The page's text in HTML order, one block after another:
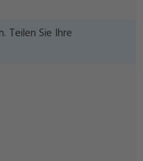
Teilen Sie Ihre